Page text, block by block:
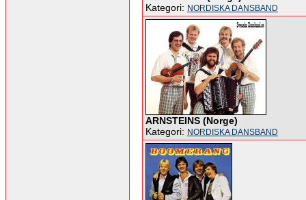
Kategori: NORDISKA DANSBAND
ARNSTEINS (Norge)
Kategori: NORDISKA DANSBAND